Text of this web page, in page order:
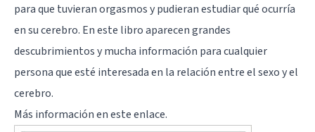
para que tuvieran orgasmos y pudieran estudiar qué ocurría
en su cerebro. En este libro aparecen grandes
descubrimientos y mucha información para cualquier
persona que esté interesada en la relación entre el sexo y el
cerebro.
Más información eneste enlace.